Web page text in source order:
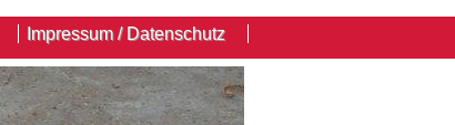
Impressum / Datenschutz